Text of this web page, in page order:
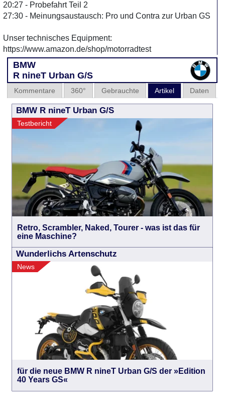
20:27 - Probefahrt Teil 2
27:30 - Meinungsaustausch: Pro und Contra zur Urban GS
Unser technisches Equipment:
https://www.amazon.de/shop/motorradtest
BMW
R nineT Urban G/S
Daten
Artikel
Gebrauchte
360°
Kommentare
BMW R nineT Urban G/S
Testbericht
Retro, Scrambler, Naked, Tourer - was ist das für
eine Maschine?
Wunderlichs Artenschutz
News
für die neue BMW R nineT Urban G/S der »Edition
40 Years GS«